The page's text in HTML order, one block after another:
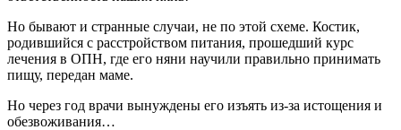
Но бывают и странные случаи, не по этой схеме. Костик,
родившийся с расстройством питания, прошедший курс
лечения в ОПН, где его няни научили правильно принимать
пищу, передан маме.
Но через год врачи вынуждены его изъять из-за истощения и
обезвоживания…